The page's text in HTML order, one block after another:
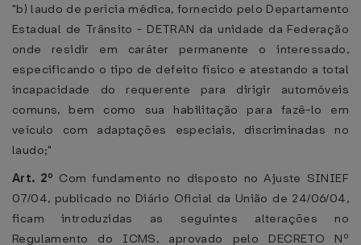
"b) laudo de perícia médica, fornecido pelo Departamento
Estadual de Trânsito - DETRAN da unidade da Federação
onde residir em caráter permanente o interessado,
especificando o tipo de defeito físico e atestando a total
incapacidade do requerente para dirigir automóveis
comuns, bem como sua habilitação para fazê-lo em
veículo com adaptações especiais, discriminadas no
laudo;"
Art. 2º Com fundamento no disposto no Ajuste SINIEF
07/04, publicado no Diário Oficial da União de 24/06/04,
ficam introduzidas as seguintes alterações no
Regulamento do ICMS, aprovado pelo DECRETO Nº